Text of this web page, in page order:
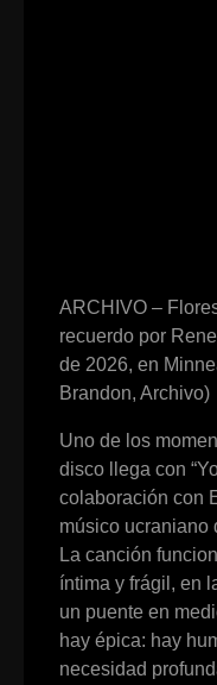
ARCHIVO –
recuerdo por
de 2026, en
Brandon, Archivo)
Uno de los
disco llega con
colaboración con
músico ucraniano
La canción
íntima y frágil, en
un puente en
hay épica: hay
necesidad